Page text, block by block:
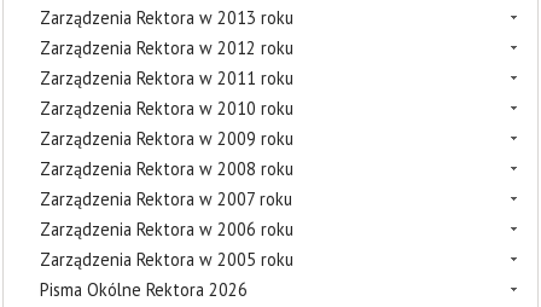
Zarządzenia Rektora w 2013 roku
Zarządzenia Rektora w 2012 roku
Zarządzenia Rektora w 2011 roku
Zarządzenia Rektora w 2010 roku
Zarządzenia Rektora w 2009 roku
Zarządzenia Rektora w 2008 roku
Zarządzenia Rektora w 2007 roku
Zarządzenia Rektora w 2006 roku
Zarządzenia Rektora w 2005 roku
Pisma Okólne Rektora 2026